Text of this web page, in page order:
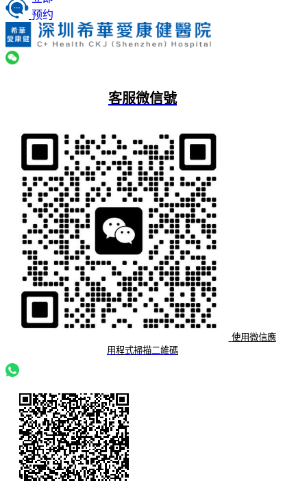
预约
客服微信號
使用微信應
用程式掃描二維碼